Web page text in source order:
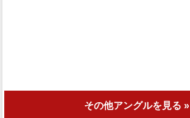
その他アングルを見る »